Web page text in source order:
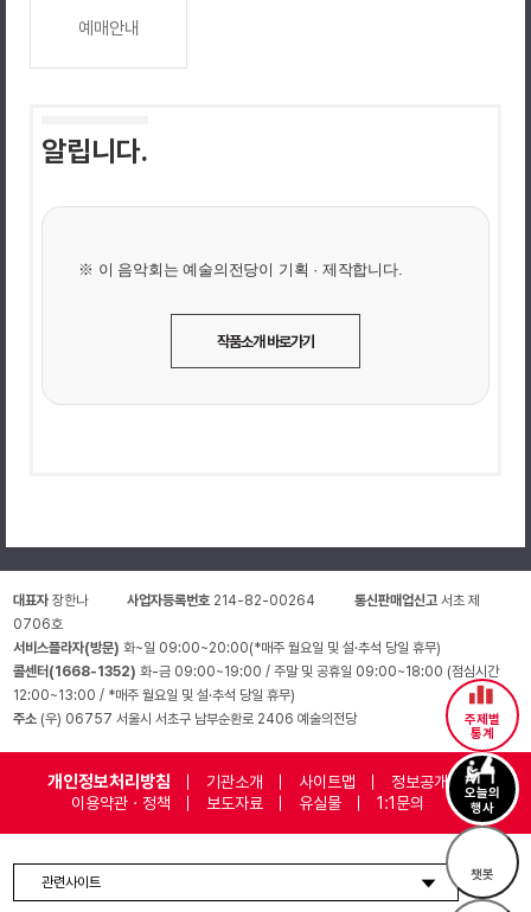
예매안내
알립니다.
※ 이 음악회는 예술의전당이 기획 · 제작합니다.
작품소개 바로가기
주제별
통계
오늘의
행사
챗봇
대표자장한나 사업자등록번호 214-82-00264 통신판매업신고서초 제
0706호
서비스플라자(방문)화~일 09:00~20:00(*매주 월요일 및 설·추석 당일 휴무)
콜센터(1668-1352)화-금 09:00~19:00 / 주말 및 공휴일 09:00~18:00 (점심시간
12:00~13:00 / *매주 월요일 및 설·추석 당일 휴무)
주소 (우) 06757 서울시 서초구 남부순환로 2406 예술의전당
개인정보처리방침 기관소개 사이트맵
정보공개
이용약관 · 정책
보도자료 유실물 1:1문의
관련사이트